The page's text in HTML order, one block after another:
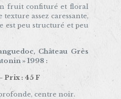
fruit confituré et floral
assez caressante,
est peu structuré et peu
Château Grès
» 1998 :
Prix : 45 F
centre noir.